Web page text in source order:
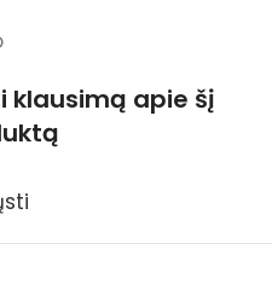
klausimą apie šį